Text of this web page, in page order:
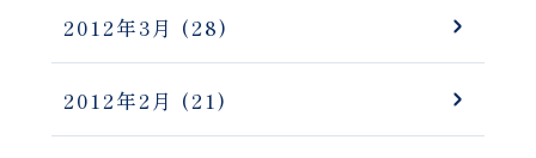
2012年3月 (28)
2012年2月 (21)